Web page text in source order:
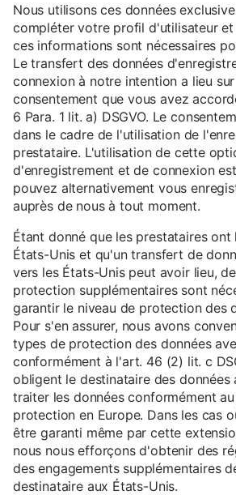
Nous utilisons ces données
compléter votre profil d'utilisateur et
ces informations sont nécessaires
Le transfert des données
connexion à notre intention a lieu
consentement que vous avez
6 Para. 1 lit. a) DSGVO. Le
dans le cadre de l'utilisation de
prestataire. L'utilisation de cette
d'enregistrement et de connexion
pouvez alternativement vous
auprès de nous à tout moment.
Étant donné que les prestataires ont
États-Unis et qu'un transfert de
vers les États-Unis peut avoir lieu,
protection supplémentaires sont
garantir le niveau de protection des
Pour s'en assurer, nous avons
types de protection des données
conformément à l'art. 46 (2) lit. c
obligent le destinataire des données
traiter les données conformément
protection en Europe. Dans les cas
être garanti même par cette
nous nous efforçons d'obtenir des
des engagements supplémentaires
destinataire aux États-Unis.